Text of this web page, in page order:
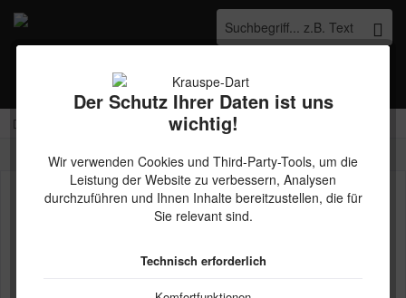
Kostenloser Versand ab € 45,- Bestellwert innerhalb Deutschlands
Merkzettel
Der Schutz Ihrer Daten ist uns
wichtig!
Wir verwenden Cookies und Third-Party-Tools, um die
Leistung der Website zu verbessern, Analysen
durchzuführen und Ihnen Inhalte bereitzustellen, die für
Sie relevant sind.
Technisch erforderlich
Übersicht Pentathlon